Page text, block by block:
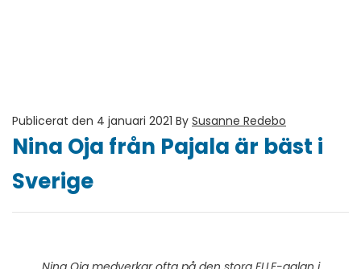
Publicerat den 4 januari 2021 By Susanne Redebo
Nina Oja från Pajala är bäst i
Sverige